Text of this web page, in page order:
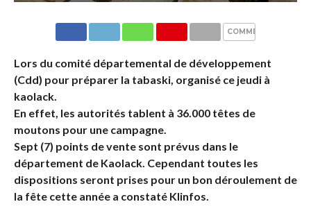
COMMENTAIRES
Lors du comité départemental de développement
(Cdd) pour préparer la tabaski, organisé ce jeudi à
kaolack.
En effet, les autorités tablent à 36.000 têtes de
moutons pour une campagne.
Sept (7) points de vente sont prévus dans le
département de Kaolack. Cependant toutes les
dispositions seront prises pour un bon déroulement de
la fête cette année a constaté Klinfos.